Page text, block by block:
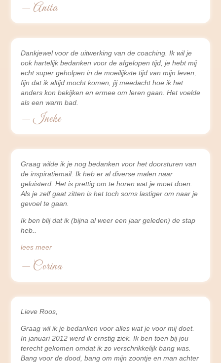
— Anita
Dankjewel voor de uitwerking van de coaching. Ik wil je
ook hartelijk bedanken voor de afgelopen tijd, je hebt mij
echt super geholpen in de moeilijkste tijd van mijn leven,
fijn dat ik altijd mocht komen, jij meedacht hoe ik het
anders kon bekijken en ermee om leren gaan. Het voelde
als een warm bad.
— Ineke
Graag wilde ik je nog bedanken voor het doorsturen van
de inspiratiemail. Ik heb er al diverse malen naar
geluisterd. Het is prettig om te horen wat je moet doen.
Als je zelf gaat zitten is het toch soms lastiger om naar je
gevoel te gaan.
Ik ben blij dat ik (bijna al weer een jaar geleden) de stap
heb
lees meer
— Corina
Lieve Roos,
Graag wil ik je bedanken voor alles wat je voor mij doet.
In januari 2012 werd ik ernstig ziek. Ik ben toen bij jou
terecht gekomen omdat ik zo verschrikkelijk bang was.
Bang voor de dood, bang om mijn zoontje en man achter